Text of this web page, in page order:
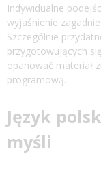
Indywidualne
wyjaśnienie
Szczególnie
przygotowujących
opanować materiał
programową.
Język
myśli